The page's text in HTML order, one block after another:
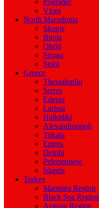
Pogradec
Vlora
North Macedonia
Skopje
Bitola
Ohrid
Struga
Stobi
Greece
Thessaloniki
Serres
Edessa
Larissa
Halkidiki
Alexandroupoli
Trikala
Epirus
Delphi
Peloponnese
Islands
Turkey
Marmara Region
Black Sea Region
Aegean Region